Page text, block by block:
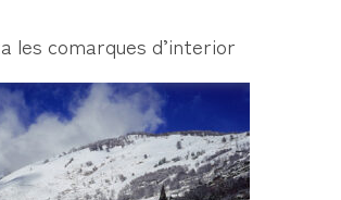
les comarques d’interior